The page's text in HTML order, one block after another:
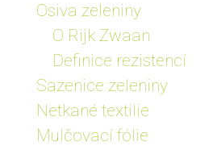
Osiva zeleniny
O Rijk Zwaan
Definice rezistencí
Sazenice zeleniny
Netkané textilie
Mulčovací fólie